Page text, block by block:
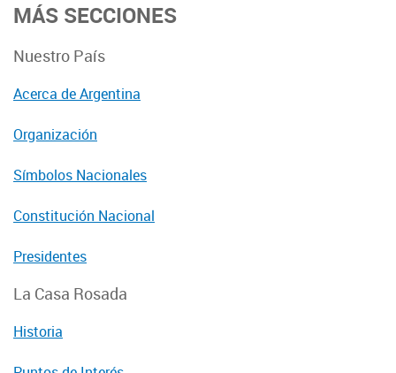
MÁS SECCIONES
Nuestro País
Acerca de Argentina
Organización
Símbolos Nacionales
Constitución Nacional
Presidentes
La Casa Rosada
Historia